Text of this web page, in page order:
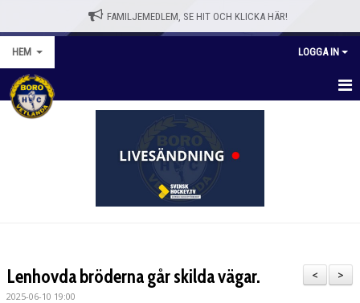
FAMILJEMEDLEM, SE HIT OCH KLICKA HÄR!
HEM LOGGA IN
HEM
KALENDER
>
<
Lenhovda bröderna går skilda vägar.
2025-06-10 19:00